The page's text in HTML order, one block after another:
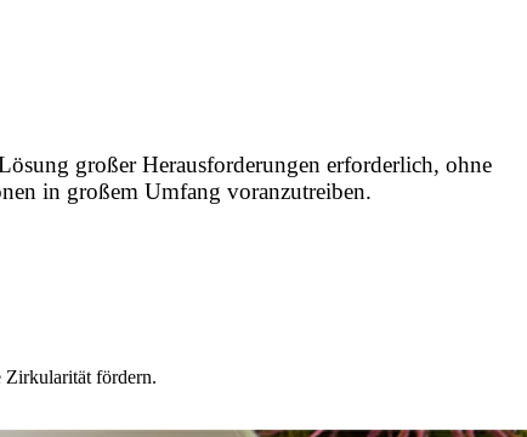
großer Herausforderungen erforderlich, ohne
in großem Umfang voranzutreiben.
Zirkularität fördern.